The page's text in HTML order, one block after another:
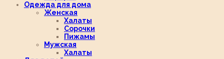
Одежда для дома
Женская
Халаты
Сорочки
Пижамы
Мужская
Халаты